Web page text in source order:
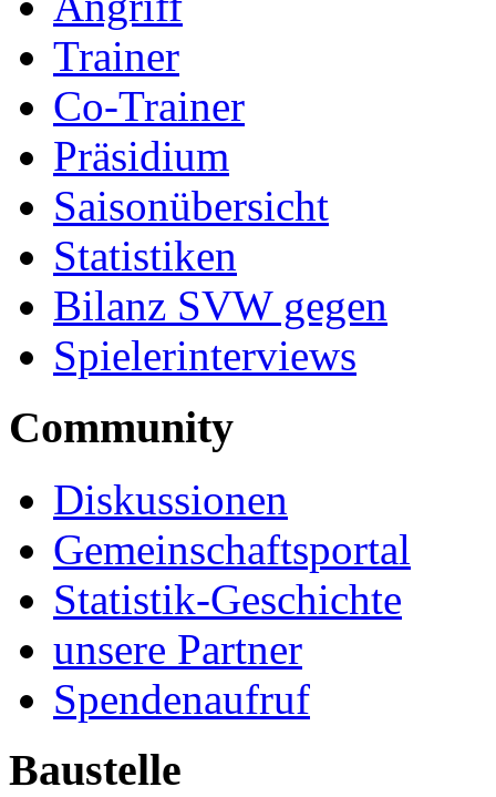
Trainer
Co-Trainer
Präsidium
Saisonübersicht
Statistiken
Bilanz SVW gegen
Spielerinterviews
Community
Diskussionen
Gemeinschaftsportal
Statistik-Geschichte
unsere Partner
Spendenaufruf
Baustelle